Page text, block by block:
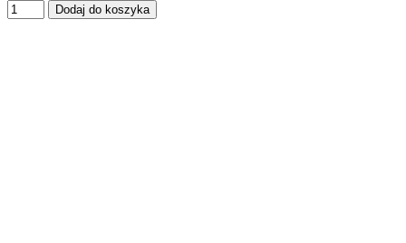
Dodaj do koszyka